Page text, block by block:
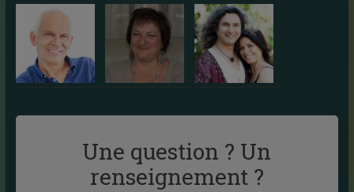
Une question ? Un
renseignement ?